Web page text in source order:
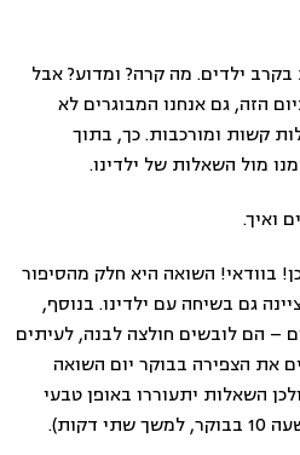
ילדים. מה קרה? ומדוע? אבל
הזה, גם אנחנו המבוגרים לא
קשות ומורכבות. כך, בתוך
מול השאלות של ילדינו.
ואיך.
בוודאי! השואה היא חלק מהסיפור
גם בשיחה עם ילדינו. בנוסף,
– הם לובשים חולצה לבנה, לעיתים
את הצפירה בבוקר יום השואה
השאלות יתעוררו באופן טבעי